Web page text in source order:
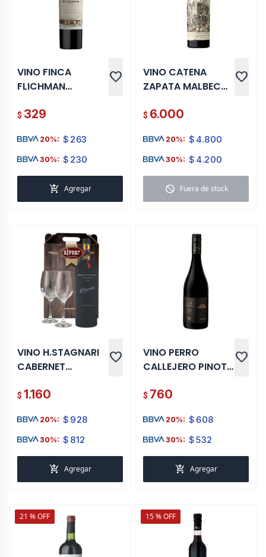
VINO FINCA
FLICHMAN
SAUVIGNON 750
favorite
$ 329
20%: $ 263
30%: $ 230
add_shopping_cart Agregar
VINO CATENA
ZAPATA MALBEC
favorite
$ 6.000
20%: $ 4.800
30%: $ 4.200
block Fuera de stock
VINO H.STAGNARI
CABERNET
COPAS
favorite
$ 1.160
20%: $ 928
30%: $ 812
add_shopping_cart Agregar
VINO PERRO
CALLEJERO PINOT
favorite
$ 760
20%: $ 608
30%: $532
add_shopping_cart Agregar
21 % OFF 15 % OFF